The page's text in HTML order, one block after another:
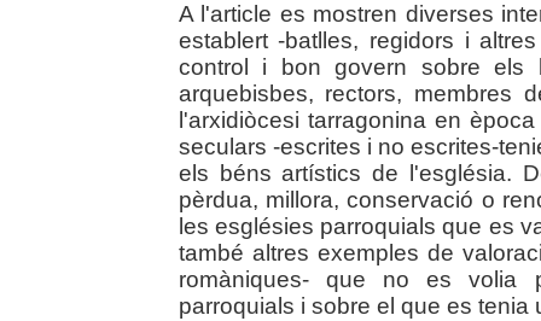
A l'article es mostren diverses
establert -batlles, regidors i
control i bon govern sobre els
arquebisbes, rectors, membres
l'arxidiòcesi tarragonina en
seculars -escrites i no escrites-
els béns artístics de l'església.
pèrdua, millora, conservació o
les esglésies parroquials que es
també altres exemples de
romàniques- que no es volia
parroquials i sobre el que es